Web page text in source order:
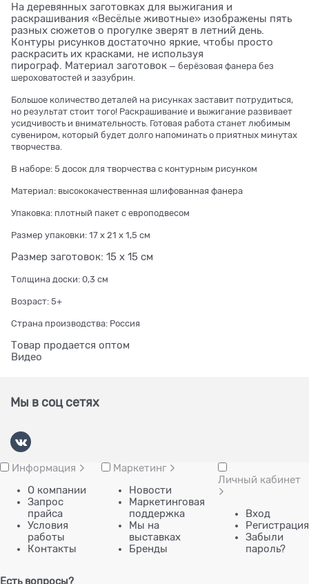
На деревянных заготовках для выжигания и
раскрашивания «Весёлые животные» изображены пять
разных сюжетов о прогулке зверят в летний день.
Контуры рисунков достаточно яркие, чтобы просто
раскрасить их красками, не используя
пирограф. Материал заготовок — берёзовая фанера без
шероховатостей и зазубрин.
Большое количество деталей на рисунках заставит потрудиться,
но результат стоит того! Раскрашивание и выжигание развивает
усидчивость и внимательность. Готовая работа станет любимым
сувениром, который будет долго напоминать о приятных минутах
творчества.
В наборе: 5 досок для творчества с контурным рисунком
Материал: высококачественная шлифованная фанера
Упаковка: плотный пакет с европодвесом
Размер упаковки: 17 х 21 х 1,5 см
Размер заготовок: 15 х 15 см
Толщина доски: 0,3 см
Возраст: 5+
Страна производства: Россия
Товар продается оптом
Видео
Мы в соц сетях
Информация
О компании
Запрос
прайса
Условия
работы
Контакты
Маркетинг
Новости
Маркетинговая
поддержка
Мы на
выставках
Бренды
Личный кабинет
Вход
Регистрация
Забыли
пароль?
Есть вопросы?